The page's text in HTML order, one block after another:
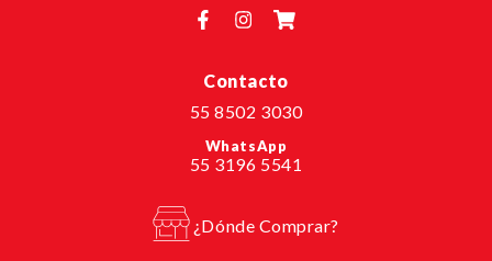
Contacto
55 8502 3030
WhatsApp
55 3196 5541
¿Dónde Comprar?